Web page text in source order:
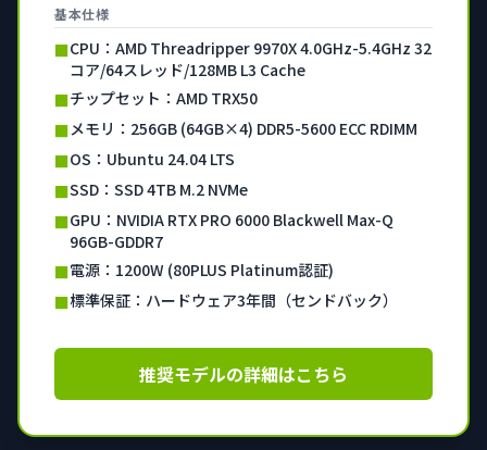
基本仕様
■CPU：AMD Threadripper 9970X 4.0GHz-5.4GHz 32
コア/64スレッド/128MB L3 Cache
■チップセット：AMD TRX50
■メモリ：256GB (64GB×4) DDR5-5600 ECC RDIMM
■OS：Ubuntu 24.04 LTS
■SSD：SSD 4TB M.2 NVMe
■GPU：NVIDIA RTX PRO 6000 Blackwell Max-Q
96GB-GDDR7
■電源：1200W (80PLUS Platinum認証)
■標準保証：ハードウェア3年間（センドバック）
推奨モデルの詳細はこちら